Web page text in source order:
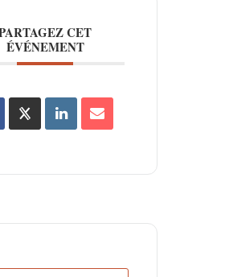
CET
ÉVÉNEMENT